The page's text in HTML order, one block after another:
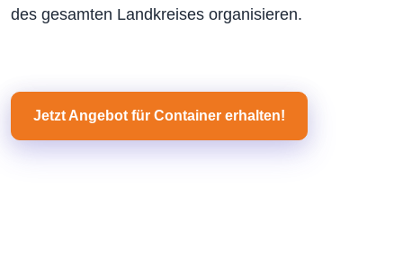
des gesamten Landkreises organisieren.
Jetzt Angebot für Container erhalten!